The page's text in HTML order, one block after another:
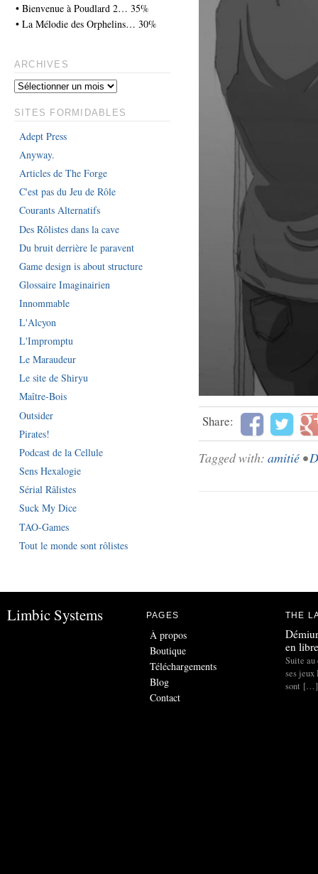
Share:
Tagged with: amitié •
• Bienvenue à Poudlard 2… 35%
• La Mélodie des Orphelins… 30%
ARCHIVES
SITES FORMIDABLES
Adept Press
Anyway.
Articles de The Forge
C'est pas du Jeu de Rôle
Courants Alternatifs
Des Rôlistes dans la cave
Du bruit derrière le paravent
Game design is about structure
Glossaire Imaginairien
Innommable
L'Alcyon
L'Impromptu
Le Maraudeur
Le site de Shiryu
Maître-Bois
Outsider
Pirates!
Podcast de la Cellule
Sens Hexalogie
Sérial Râlistes
Suck My Dice
TAO-Games
Tout le monde sont rôlistes
Limbic Systems PAGES
À propos
Boutique
Téléchargements
Blog
Contact
THE
en
Suite au
ses jeux
sont […]